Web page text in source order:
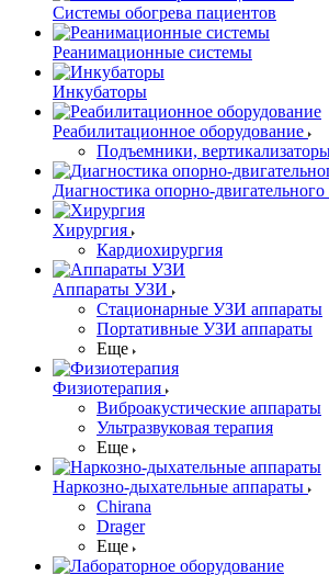
Системы обогрева пациентов
Реанимационные системы
Инкубаторы
Реабилитационное оборудование
Подъемники,
Диагностика опорно-двигательного
Хирургия
Кардиохирургия
Аппараты УЗИ
Стационарные УЗИ аппараты
Портативные УЗИ аппараты
Еще
Физиотерапия
Виброакустические аппараты
Ультразвуковая терапия
Еще
Наркозно-дыхательные аппараты
Chirana
Drager
Еще